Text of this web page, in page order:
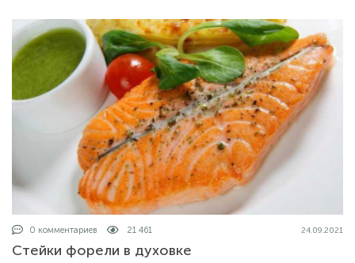
0 комментариев 21 461 24.09.2021
Стейки форели в духовке